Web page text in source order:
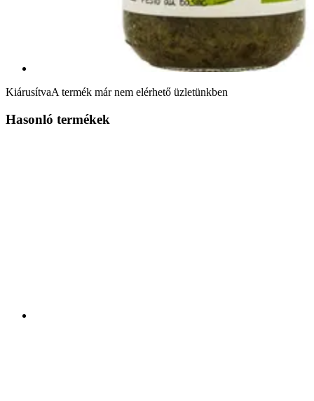
KiárusítvaA termék már nem elérhető üzletünkben
Hasonló termékek